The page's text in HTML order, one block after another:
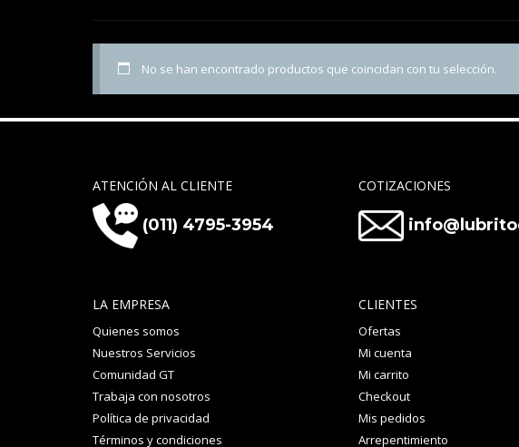
No se han encontrado productos que coincidan con tu selección.
ATENCIÓN AL CLIENTE
(011) 4795-3954
COTIZACIONES
LA EMPRESA
Quienes somos
Nuestros Servicios
Comunidad GT
Trabaja con nosotros
Política de privacidad
Términos y condiciones
CLIENTES
Ofertas
Mi cuenta
Mi carrito
Checkout
Mis pedidos
Arrepentimiento